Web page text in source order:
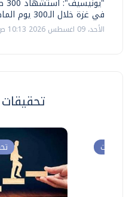
في غزة خلال الـ300 يوم الماضية
الأحد، 09 اغسطس 2026 10:13 ص
وحوارات